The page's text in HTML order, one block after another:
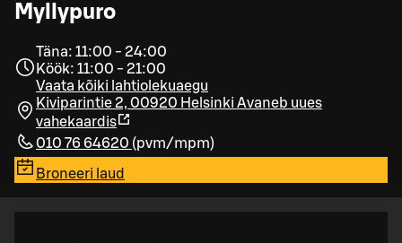
Myllypuro
Täna: 11:00 - 24:00
Köök: 11:00 - 21:00
Vaata kõiki lahtiolekuaegu
Kiviparintie 2, 00920 Helsinki Avaneb uues
vahekaardis
010 76 64620 (pvm/mpm)
Broneeri laud